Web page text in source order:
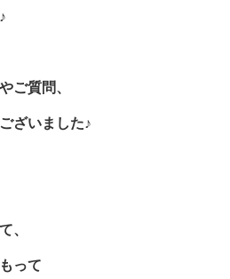
ご質問、
ざいました♪
、
って